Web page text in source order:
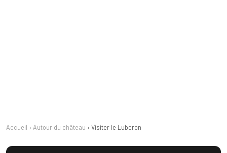
Accueil › Autour du château › Visiter le Luberon